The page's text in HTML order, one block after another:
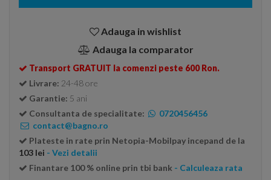
Adauga in wishlist
Adauga la comparator
Transport GRATUIT la comenzi peste 600 Ron.
Livrare: 24-48 ore
Garantie: 5 ani
Consultanta de specialitate:
0720456456
contact@bagno.ro
Plateste in rate prin Netopia-Mobilpay incepand de la
103 lei - Vezi detalii
Finantare 100 % online prin tbi bank - Calculeaza rata